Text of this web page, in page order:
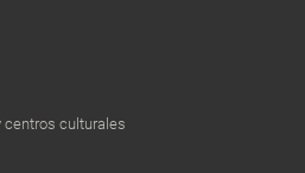
centros culturales